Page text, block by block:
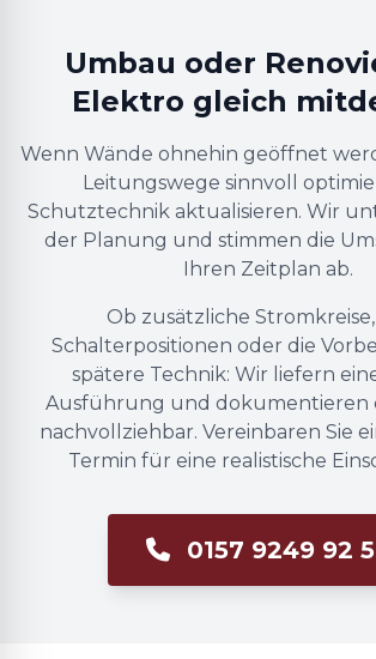
Umbau oder
Elektro gleich
Wenn Wände ohnehin geöffnet
Leitungswege sinnvoll
Schutztechnik aktualisieren. Wir
der Planung und stimmen die
Ihren Zeitplan ab.
Ob zusätzliche
Schalterpositionen oder die
spätere Technik: Wir liefern
Ausführung und dokumentieren
nachvollziehbar. Vereinbaren Sie
Termin für eine realistische
0157 9249 92